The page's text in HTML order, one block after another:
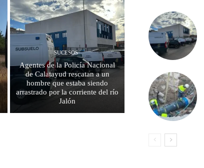
SUCESOS
Agentes de la Policía Nacional
de Calatayud rescatan a un
hombre que estaba siendo
arrastrado por la corriente del río
Jalón